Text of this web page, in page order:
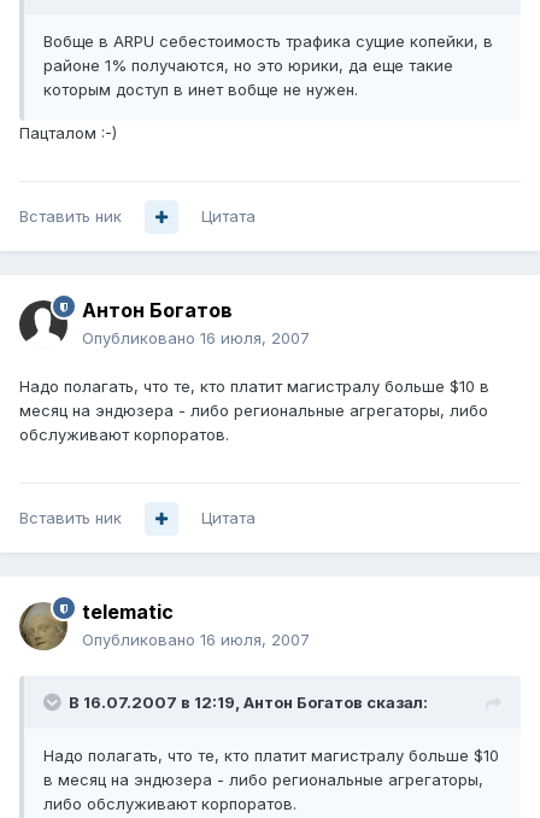
Вобще в ARPU себестоимость трафика сущие копейки, в
районе 1% получаются, но это юрики, да еще такие
которым доступ в инет вобще не нужен.
Пацталом :-)
Вставить ник Цитата
Антон Богатов
Опубликовано 16 июля, 2007
Надо полагать, что те, кто платит магистралу больше $10 в
месяц на эндюзера - либо региональные агрегаторы, либо
обслуживают корпоратов.
Вставить ник Цитата
telematic
Опубликовано 16 июля, 2007
В 16.07.2007 в 12:19, Антон Богатов сказал:
Надо полагать, что те, кто платит магистралу больше $10
в месяц на эндюзера - либо региональные агрегаторы,
либо обслуживают корпоратов.